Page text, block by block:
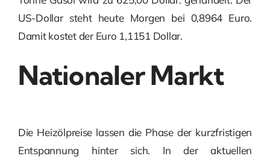
US-Dollar steht heute Morgen bei 0,8964 Euro.
Damit kostet der Euro 1,1151 Dollar.
Nationaler Markt
Die Heizölpreise lassen die Phase der kurzfristigen
Entspannung hinter sich. In der aktuellen